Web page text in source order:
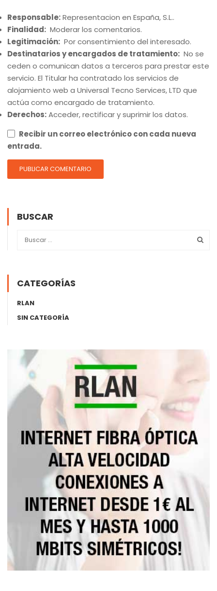
Responsable:Representacion en España, S.L..
Finalidad: Moderar los comentarios.
Legitimación: Por consentimiento del interesado.
Destinatarios y encargados de tratamiento: No se
ceden o comunican datos a terceros para prestar este
servicio. El Titular ha contratado los servicios de
alojamiento web a Universal Tecno Services, LTD que
actúa como encargado de tratamiento.
Derechos:Acceder, rectificar y suprimir los datos.
Recibir un correo electrónico con cada nueva
entrada.
BUSCAR
CATEGORÍAS
RLAN
SIN CATEGORÍA